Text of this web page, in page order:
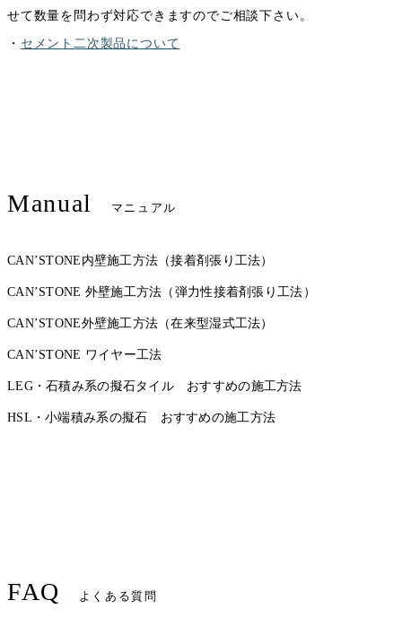
せて数量を問わず対応できますのでご相談下さい。
・ セメント二次製品について
Manual マニュアル
CAN’STONE内壁施工方法（接着剤張り工法）
CAN’STONE 外壁施工方法（弾力性接着剤張り工法）
CAN’STONE外壁施工方法（在来型湿式工法）
CAN’STONE ワイヤー工法
LEG・石積み系の擬石タイル おすすめの施工方法
HSL・小端積み系の擬石 おすすめの施工方法
FAQ よくある質問